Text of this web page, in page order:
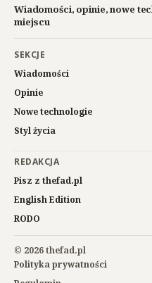
Wiadomości, opinie, nowe
miejscu
SEKCJE
Wiadomości
Opinie
Nowe technologie
Styl życia
REDAKCJA
Pisz z thefad.pl
English Edition
RODO
© 2026 thefad.pl
Polityka prywatności